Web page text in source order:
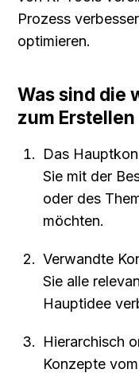
Prozess
optimieren.
Was sind die
zum
Das
Sie mit der
oder des
möchten.
Verwandte
Sie alle
Hauptidee
Hierarchisch
Konzepte